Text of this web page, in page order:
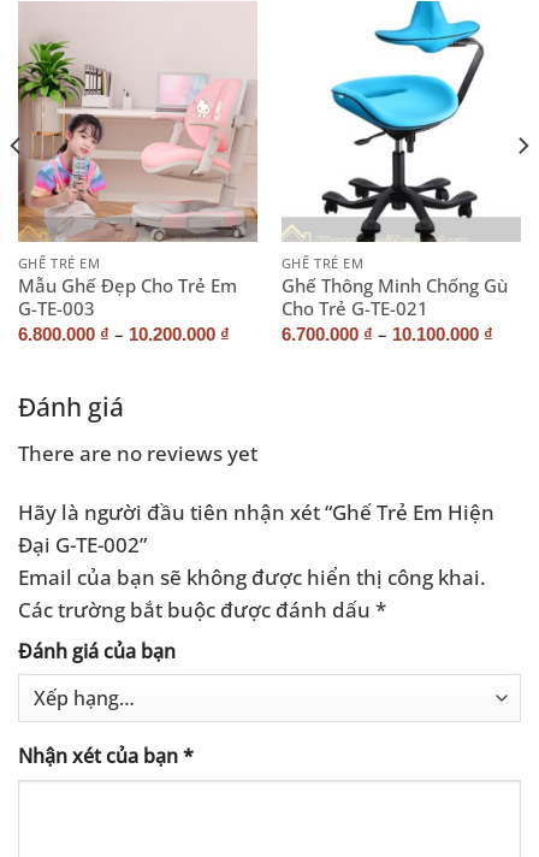
GHẾ TRẺ EM
Mẫu Ghế Đẹp Cho Trẻ Em
G-TE-003
6.800.000 ₫ – 10.200.000 ₫
GHẾ TRẺ EM
Ghế Thông Minh Chống Gù
Cho Trẻ G-TE-021
6.700.000 ₫ – 10.100.000 ₫
Đánh giá
There are no reviews yet
Hãy là người đầu tiên nhận xét “Ghế Trẻ Em Hiện
Đại G-TE-002”
Email của bạn sẽ không được hiển thị công khai.
Các trường bắt buộc được đánh dấu *
Đánh giá của bạn
Nhận xét của bạn*